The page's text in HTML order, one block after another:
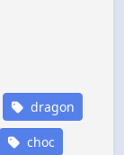
dragon
choc